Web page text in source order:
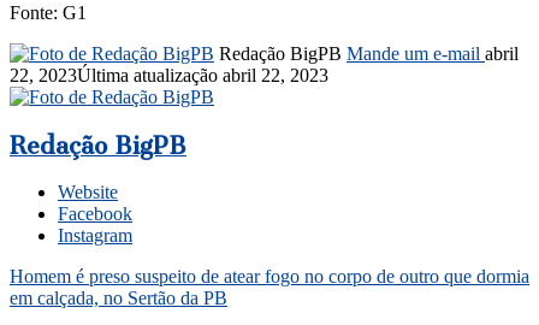
Fonte: G1
Redação BigPB Mande um e-mail abril
22, 2023Última atualização abril 22, 2023
Redação BigPB
Website
Facebook
Instagram
Homem é preso suspeito de atear fogo no corpo de outro que dormia
em calçada, no Sertão da PB